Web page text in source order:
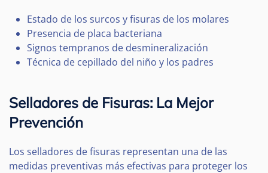
Estado de los surcos y fisuras de los molares
Presencia de placa bacteriana
Signos tempranos de desmineralización
Técnica de cepillado del niño y los padres
Selladores de Fisuras: La Mejor
Prevención
Los selladores de fisuras representan una de las
medidas preventivas más efectivas para proteger los